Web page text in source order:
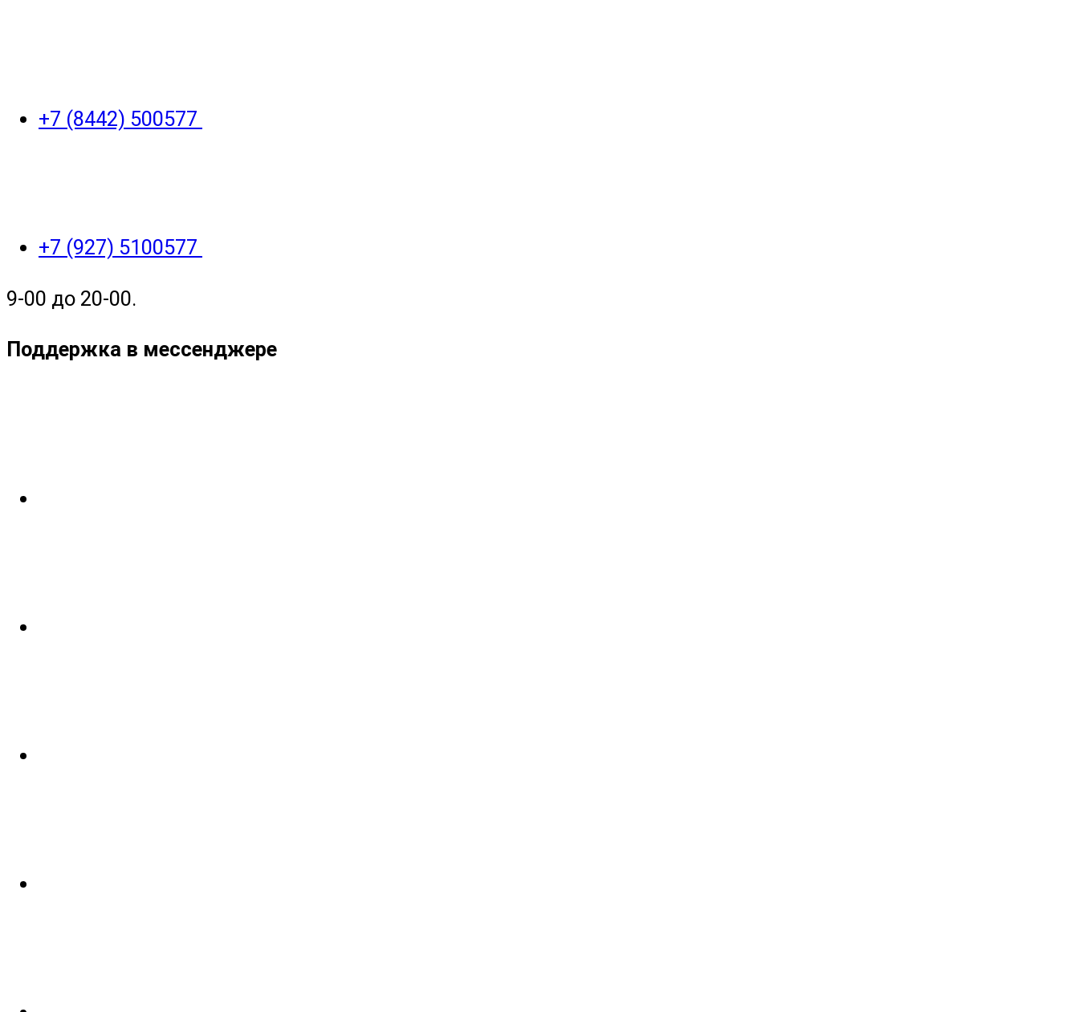
+7 (8442) 500577
+7 (927) 5100577
9-00 до 20-00.
Поддержка в мессенджере